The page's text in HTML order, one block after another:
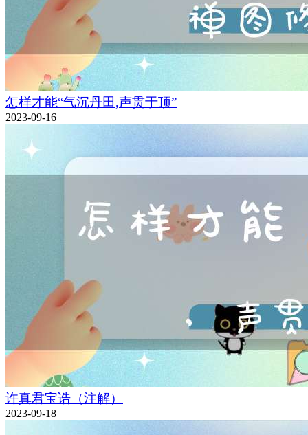
怎样才能“气沉丹田,声贯于顶”
2023-09-16
许真君宝诰（注解）
2023-09-18